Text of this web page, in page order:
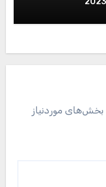
بخش‌های موردنیاز